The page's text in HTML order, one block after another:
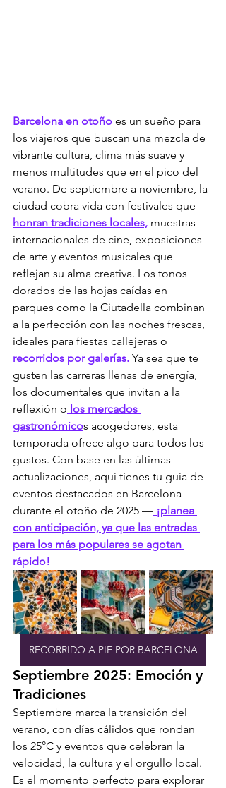
Barcelona en otoño es un sueño para
los viajeros que buscan una mezcla de
vibrante cultura, clima más suave y
menos multitudes que en el pico del
verano. De septiembre a noviembre, la
ciudad cobra vida con festivales que
honran tradiciones locales, muestras
internacionales de cine, exposiciones
de arte y eventos musicales que
reflejan su alma creativa. Los tonos
dorados de las hojas caídas en
parques como la Ciutadella combinan
a la perfección con las noches frescas,
ideales para fiestas callejeras o
recorridos por galerías. Ya sea que te
gusten las carreras llenas de energía,
los documentales que invitan a la
reflexión o los mercados
gastronómicos acogedores, esta
temporada ofrece algo para todos los
gustos. Con base en las últimas
actualizaciones, aquí tienes tu guía de
eventos destacados en Barcelona
durante el otoño de 2025 — ¡planea
con anticipación, ya que las entradas
para los más populares se agotan
rápido!
RECORRIDO A PIE POR BARCELONA
Septiembre 2025: Emoción y
Tradiciones
Septiembre marca la transición del
verano, con días cálidos que rondan
los 25°C y eventos que celebran la
velocidad, la cultura y el orgullo local.
Es el momento perfecto para explorar